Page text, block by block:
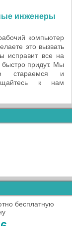
инженеры
компьютер
это вызвать
исправит все на
быстро придут. Мы
стараемся и
к нам
бесплатную